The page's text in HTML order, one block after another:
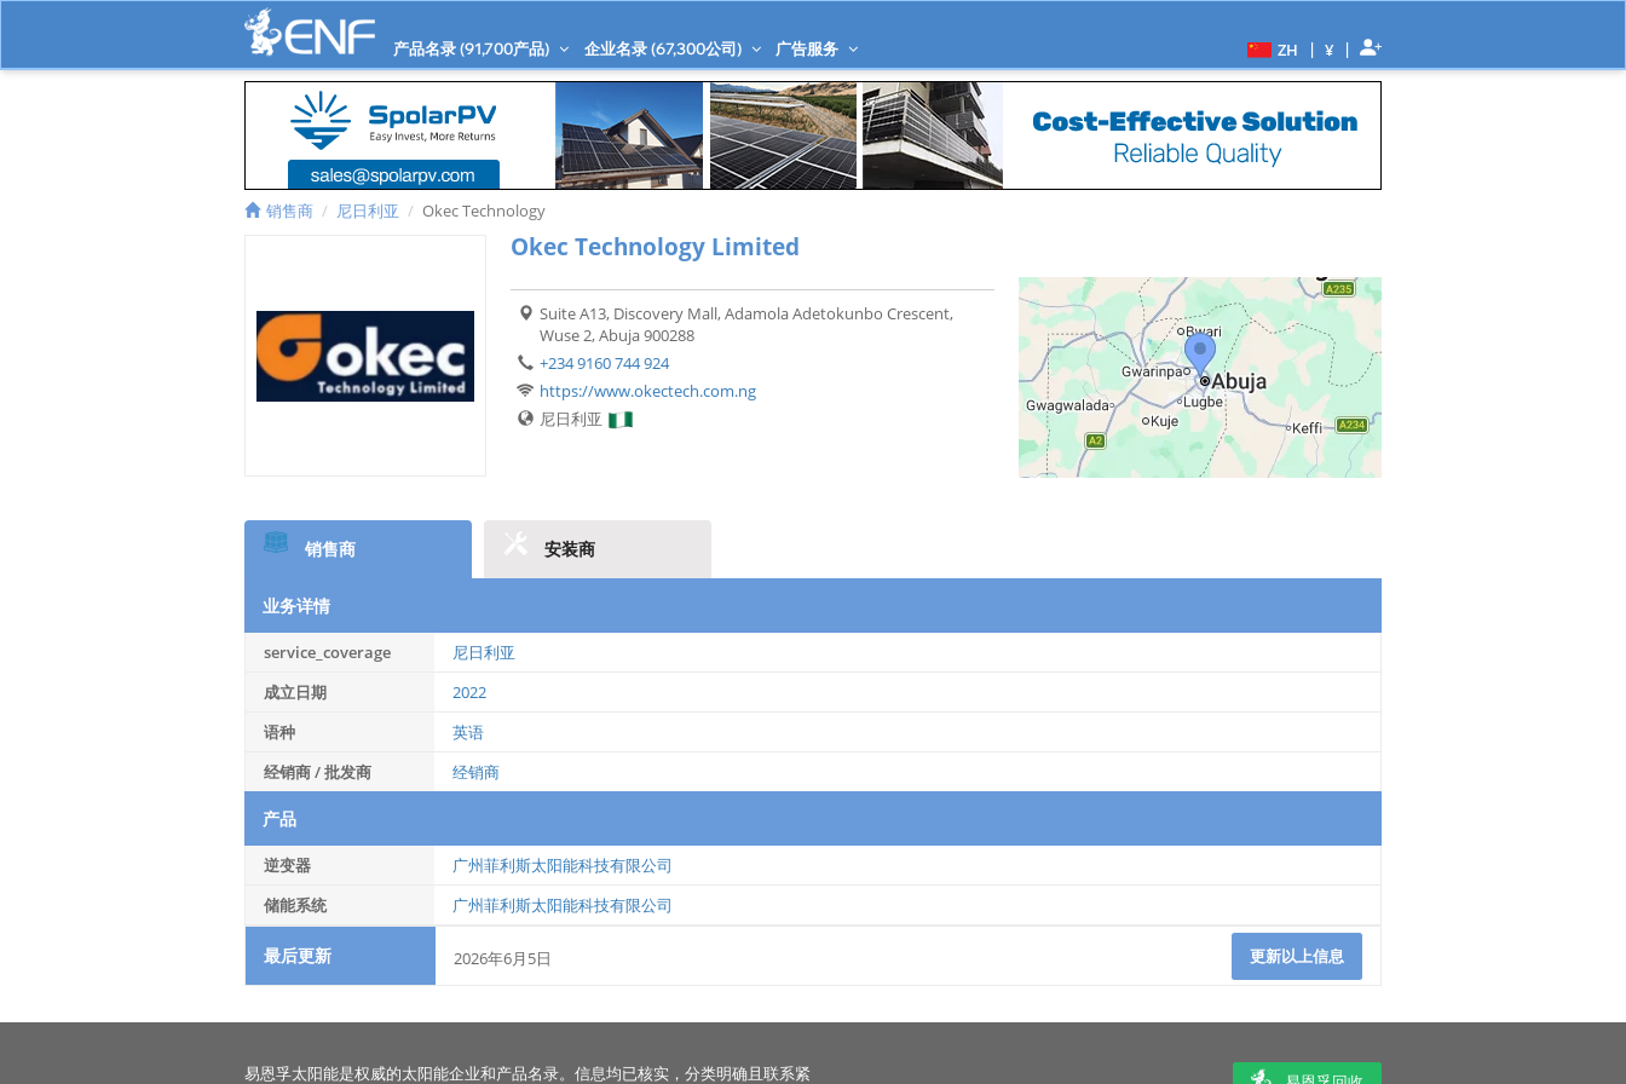
产品名录 (91,700产品) 企业名录 (67,300公司) 广告服务 ZH | ¥ |
销售商 尼日利亚 Okec Technology
Okec Technology Limited
Suite A13, Discovery Mall, Adamola Adetokunbo Crescent,
Wuse 2, Abuja 900288
+234 9160 744 924
https://www.okectech.com.ng
尼日利亚
销售商 安装商
业务详情
service_coverage
尼日利亚
成立日期
2022
语种
英语
经销商 / 批发商
经销商
产品
逆变器
广州菲利斯太阳能科技有限公司
储能系统
广州菲利斯太阳能科技有限公司
最后更新 2026年6月5日 更新以上信息
易恩孚太阳能是权威的太阳能企业和产品名录。信息均已核实，分类明确且联系紧